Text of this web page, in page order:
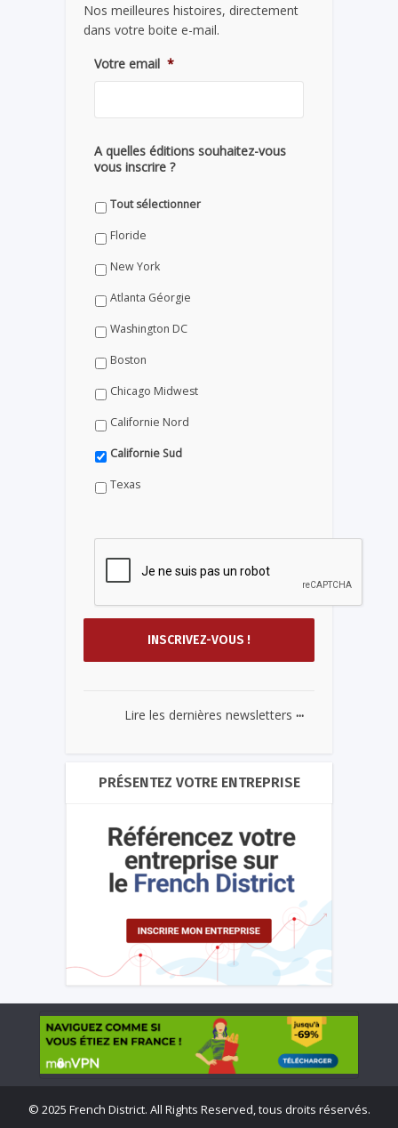
Nos meilleures histoires, directement
dans votre boite e-mail.
Votre email *
A quelles éditions souhaitez-vous
vous inscrire ?
Tout sélectionner
Floride
New York
Atlanta Géorgie
Washington DC
Boston
Chicago Midwest
Californie Nord
Californie Sud
Texas
Lire les dernières newsletters ...
PRÉSENTEZ VOTRE ENTREPRISE
© 2025 French District. All Rights Reserved, tous droits réservés.